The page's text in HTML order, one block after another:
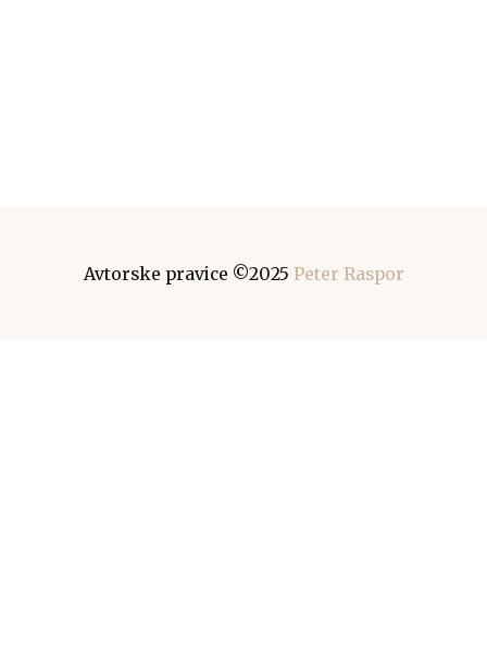
Avtorske pravice ©2025 Peter Raspor